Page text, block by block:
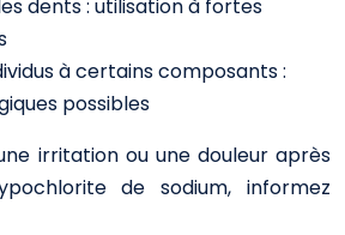
dents : utilisation à fortes
à certains composants :
possibles
irritation ou une douleur après
de sodium, informez